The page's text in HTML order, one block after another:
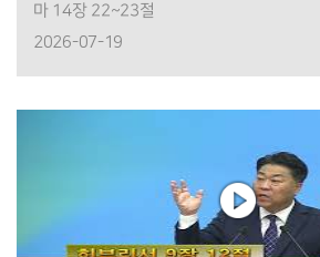
마 14장 22~23절
2026-07-19